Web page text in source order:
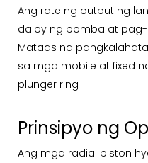
Ang rate ng output ng
daloy ng bomba at
Mataas na
sa mga mobile at fixed
plunger ring
Prinsipyo ng
Ang mga radial piston